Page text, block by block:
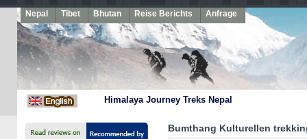
Nepal Tibet Bhutan Reise Berichts Anfrage
Himalaya Journey Treks Nepal
Bumthang Kulturellen